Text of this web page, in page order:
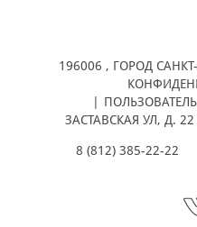
196006 , ГОРОД
ЗАСТАВСКАЯ УЛ, Д.
8 (812) 385-22-22